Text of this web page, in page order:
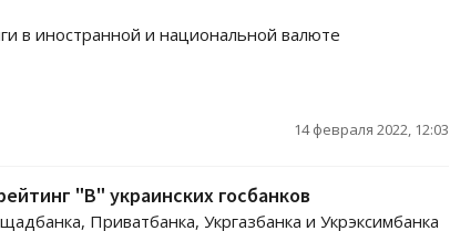
в иностранной и национальной валюте
14 февраля 2022, 12:03
"В" украинских госбанков
Приватбанка, Укргазбанка и Укрэксимбанка